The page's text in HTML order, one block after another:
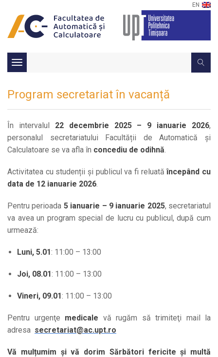
EN
Toggle
navigation
Program secretariat în vacanță
În intervalul 22 decembrie 2025 – 9 ianuarie 2026,
personalul secretariatului Facultății de Automatică și
Calculatoare se va afla în concediu de odihnă
Activitatea cu studenții și publicul va fi reluatăîncepând cu
data de 12 ianuarie 2026
Pentru perioada 5 ianuarie – 9 ianuarie 2025, secretariatul
va avea un program special de lucru cu publicul, după cum
urmează:
Luni, 5.01: 11:00 – 13:00
Joi, 08.01: 11:00 – 13:00
Vineri, 09.01: 11:00 – 13:00
Pentru urgenţe medicale vă rugăm să trimiteţi mail la
adresa secretariat@ac.upt.ro
Vă mulțumim și vă dorim Sărbători fericite și multă